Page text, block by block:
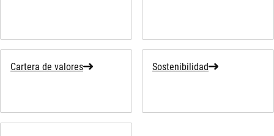
Cartera de valores Sostenibilidad